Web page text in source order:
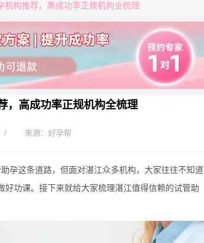
构推荐，高成功率正规机构全梳理
，高成功率正规机构全梳理
/ 来源：好孕帮
孕这条道路，但面对湛江众多机构，大家往往不知道
功课。接下来就给大家梳理湛江值得信赖的试管助